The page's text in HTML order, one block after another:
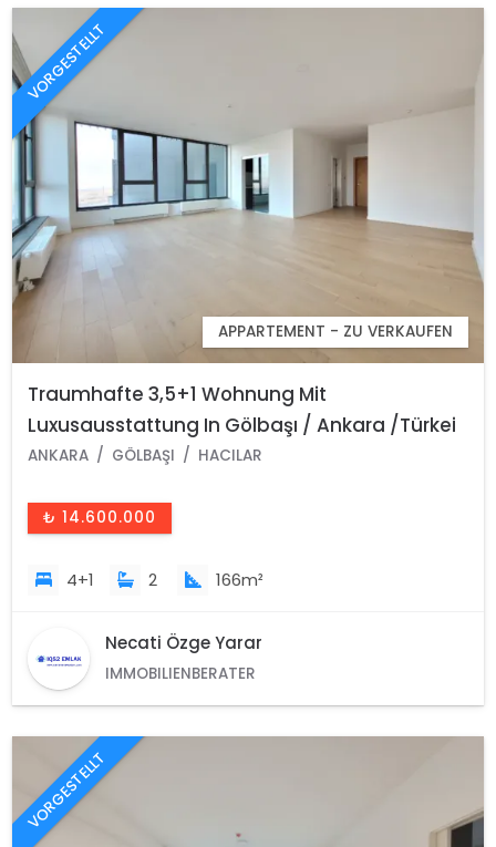
VORGESTELLT
APPARTEMENT - ZU VERKAUFEN
Traumhafte 3,5+1 Wohnung Mit
Luxusausstattung In Gölbaşı / Ankara /Türkei
ANKARA GÖLBAŞI HACILAR
₺ 14.600.000
4+1 2 166m²
Necati Özge Yarar
IMMOBILIENBERATER
VORGESTELLT